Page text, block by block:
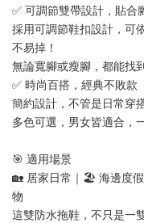
✅ 可調節雙帶設計，貼合
採用可調節鞋扣設計，可
不易掉！
無論寬腳或瘦腳，都能找
✅ 時尚百搭，經典不敗款
簡約設計，不管是日常穿
多色可選，男女皆適合，
🎯 適用場景
🏡 居家日常｜🏖️ 海邊度
物
這雙防水拖鞋，不只是一